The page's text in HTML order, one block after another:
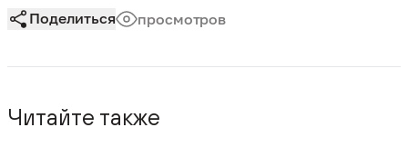
Поделиться просмотров
Читайте также